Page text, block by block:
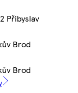
Přibyslav
Brod
Brod